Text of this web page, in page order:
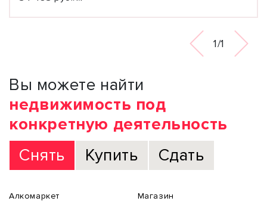
1/1
Вы можете найти
недвижимость под
конкретную деятельность
Снять
Купить Сдать
Алкомаркет
Магазин